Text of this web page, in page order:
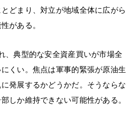
どまり、対立が地域全体に広がら
がある。
、典型的な安全資産買いが市場全
くい。焦点は軍事的緊張が原油生
発展するかどうかだ。そうならな
しか維持できない可能性がある。